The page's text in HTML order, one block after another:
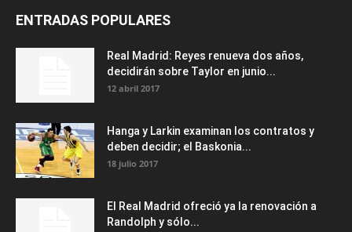
ENTRADAS POPULARES
Real Madrid: Reyes renueva dos años,
decidirán sobre Taylor en junio...
12 abril 2017
Hanga y Larkin examinan los contratos y
deben decidir; el Baskonia...
18 julio 2017
El Real Madrid ofreció ya la renovación a
Randolph y sólo...